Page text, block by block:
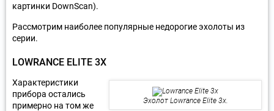
картинки DownScan).
Рассмотрим наиболее популярные недорогие эхолоты из
серии.
LOWRANCE ELITE 3X
Эхолот Lowrance Elite 3x.
Характеристики
прибора остались
примерно на том же